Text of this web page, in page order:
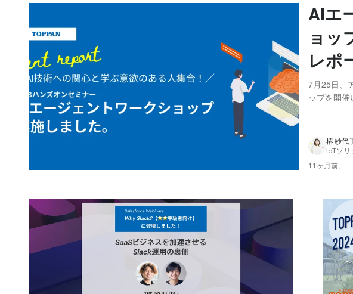
AIエ
ョッ
レポ
7月25日、
ップを開催
ャパン様
椿 紗代
IoTソリ
11ヶ月前,